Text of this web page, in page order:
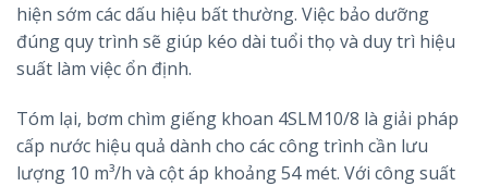
hiện sớm các dấu hiệu bất thường. Việc bảo dưỡng
đúng quy trình sẽ giúp kéo dài tuổi thọ và duy trì hiệu
suất làm việc ổn định.
Tóm lại, bơm chìm giếng khoan 4SLM10/8 là giải pháp
cấp nước hiệu quả dành cho các công trình cần lưu
lượng 10 m³/h và cột áp khoảng 54 mét. Với công suất